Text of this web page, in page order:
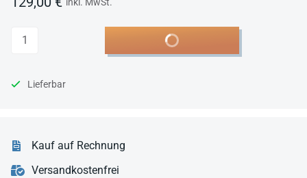
Anzahl In den Warenkorb
Lieferbar
Kauf auf Rechnung
Versandkostenfrei